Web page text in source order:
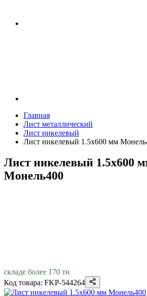
Главная
Лист металлический
Лист никелевый
Лист никелевый 1.5x600 мм
Лист никелевый 1.5x600
Монель400
складе более 170 тн
Код товара: FKP-544264